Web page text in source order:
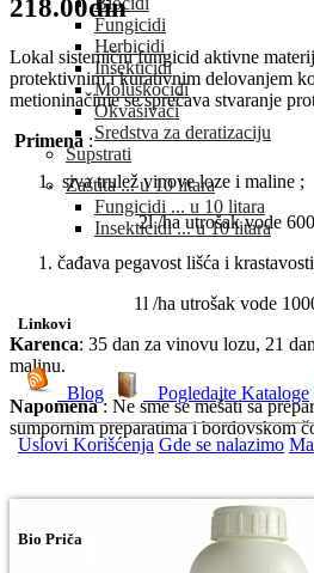
Fungicidi
Herbicidi
Insekticidi
Moluskocidi
Okvašivači
Sredstva za deratizaciju
Supstrati
Zaštita ... u 10 litara
Fungicidi ... u 10 litara
Insekticidi ... u 10 litara
Linkovi
Blog Pogledajte Kataloge
Uslovi Korišćenja Gde se nalazimo
Bio Priča
218.00din
Lokal sistemični fungicid aktivne
protektivnim i kurativnim delovanjem
metioninačime se sprečava stvaranje
Primena :
siva trulež vinove loze i maline ;
2l /ha utrošak vode 600-
čađava pegavost lišća i
1l /ha utrošak vode 1000 l
Karenca: 35 dan za vinovu lozu, 21
malinu.
Napomena: Ne sme se mešati sa
sumpornim preparatima i bordovskom